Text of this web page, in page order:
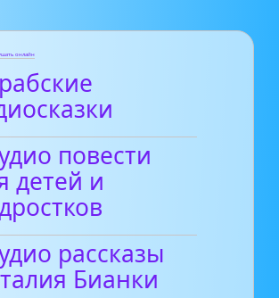
онлайн
повести
детей и
рассказы
Бианки